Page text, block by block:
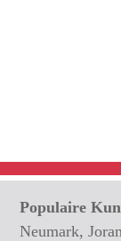
Populaire
Neumark,